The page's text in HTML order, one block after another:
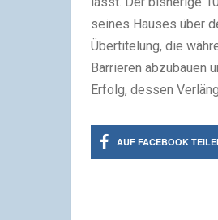
seines Hauses über
Übertitelung, die
Barrieren abzubauen
Erfolg, dessen
AUF FACEBOOK